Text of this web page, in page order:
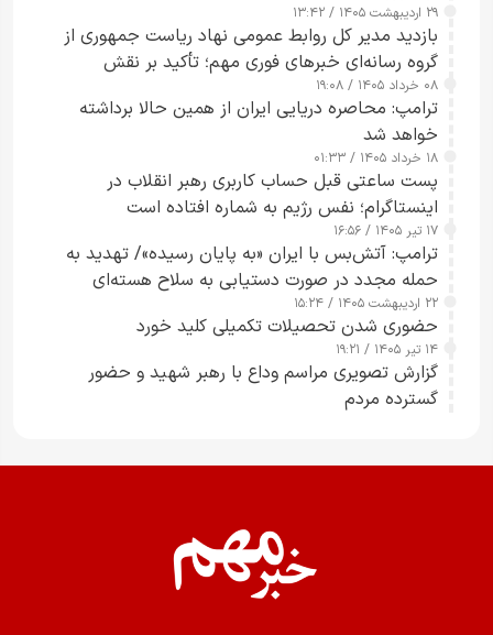
۲۹ اردیبهشت ۱۴۰۵ / ۱۳:۴۲
بازدید مدیر کل روابط عمومی نهاد ریاست جمهوری از
گروه رسانه‌ای خبرهای فوری مهم؛ تأکید بر نقش
رسانه‌های هوشمند و مسئول در ارتقای آگاهی عمومی
۰۸ خرداد ۱۴۰۵ / ۱۹:۰۸
ترامپ: محاصره دریایی ایران از همین حالا برداشته
خواهد شد
۱۸ خرداد ۱۴۰۵ / ۰۱:۳۳
پست ساعتی قبل حساب کاربری رهبر انقلاب در
اینستاگرام؛ نفس رژیم به شماره افتاده است​
۱۷ تیر ۱۴۰۵ / ۱۶:۵۶
ترامپ: آتش‌بس با ایران «به پایان رسیده»/ تهدید به
حمله مجدد در صورت دستیابی به سلاح هسته‌ای
۲۲ اردیبهشت ۱۴۰۵ / ۱۵:۲۴
حضوری شدن تحصیلات تکمیلی کلید خورد
۱۴ تیر ۱۴۰۵ / ۱۹:۲۱
گزارش تصویری مراسم وداع با رهبر شهید و حضور
گسترده مردم